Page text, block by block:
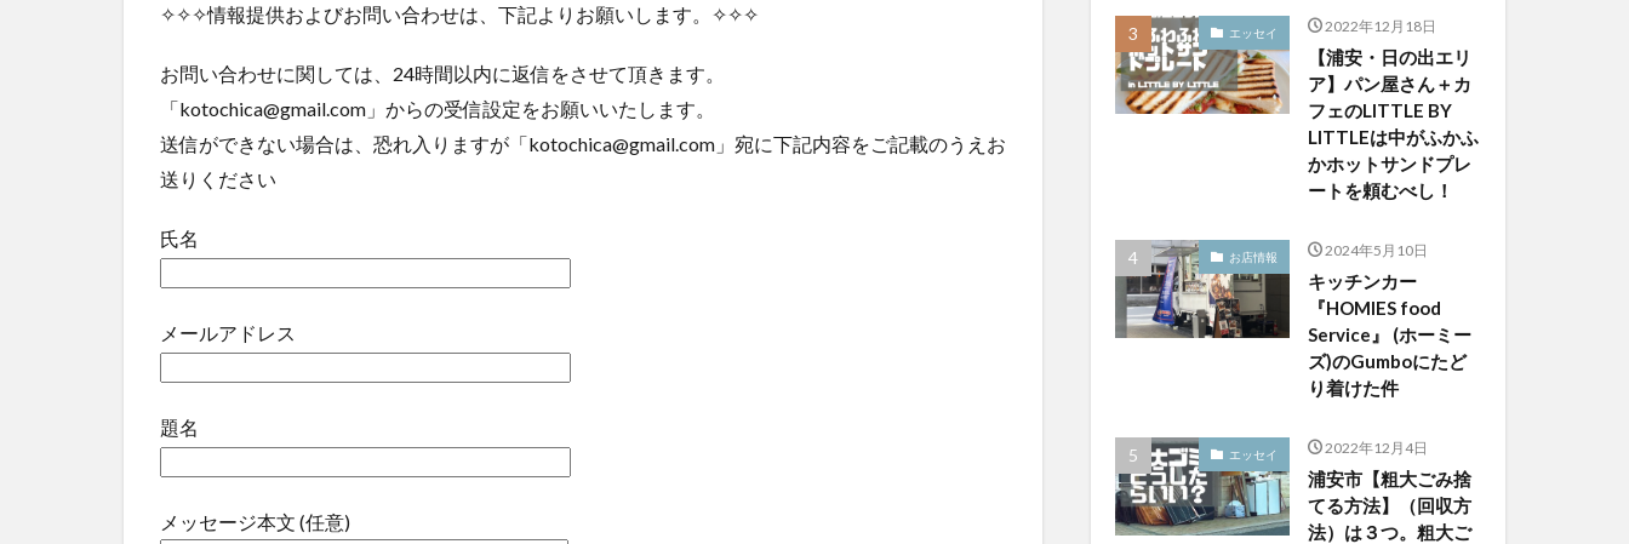
✧✧✧情報提供およびお問い合わせは、下記よりお願いします。✧✧✧
お問い合わせに関しては、24時間以内に返信をさせて頂きます。
「kotochica@gmail.com」からの受信設定をお願いいたします。
送信ができない場合は、恐れ入りますが「kotochica@gmail.com」宛に下記内容をご記載のうえお
送りください
氏名
メールアドレス
題名
メッセージ本文 (任意)
エッセイ 2022年12月18日
【浦安・日の出エリ
ア】パン屋さん＋カ
フェのLITTLE BY
LITTLEは中がふかふ
かホットサンドプレ
ートを頼むべし！
お店情報 2024年5月10日
キッチンカー
『HOMIES food
Service』 (ホーミー
ズ)のGumboにたど
り着けた件
エッセイ 2022年12月4日
浦安市【粗大ごみ捨
てる方法】（回収方
法）は３つ。粗大ご